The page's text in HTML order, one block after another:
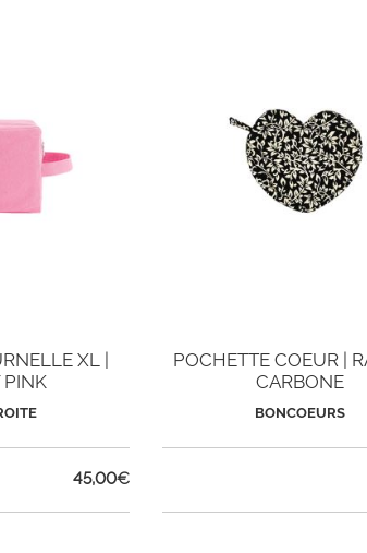
XL |
PINK
45,00€
POCHETTE COEUR |
CARBONE
BONCOEURS